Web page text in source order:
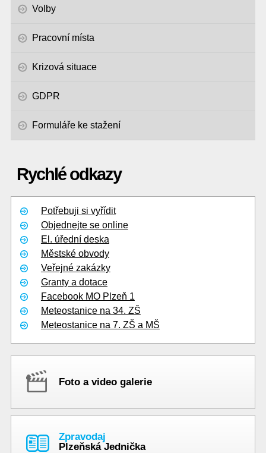
Volby
Pracovní místa
Krizová situace
GDPR
Formuláře ke stažení
Rychlé odkazy
Potřebuji si vyřídit
Objednejte se online
El. úřední deska
Městské obvody
Veřejné zakázky
Granty a dotace
Facebook MO Plzeň 1
Meteostanice na 34. ZŠ
Meteostanice na 7. ZŠ a MŠ
Foto a video galerie
Zpravodaj
Plzeňská Jednička